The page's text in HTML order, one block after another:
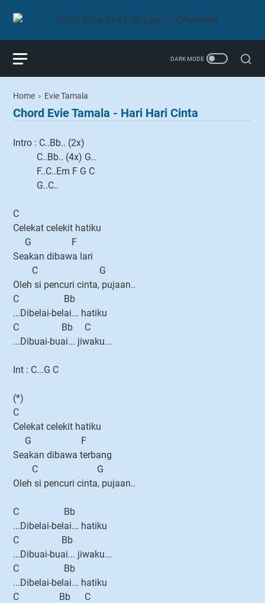
Home › Evie Tamala
Chord Evie Tamala - Hari Hari Cinta
Intro : C..Bb.. (2x)
C..Bb.. (4x) G..
F..C..Em F G C
G..C..
C
Celekat celekit hatiku
G F
Seakan dibawa lari
C G
Oleh si pencuri cinta, pujaan..
C Bb
...Dibelai-belai... hatiku
C Bb C
...Dibuai-buai... jiwaku...
Int : C...G C
(*)
C
Celekat celekit hatiku
G F
Seakan dibawa terbang
C G
Oleh si pencuri cinta, pujaan..
C Bb
...Dibelai-belai... hatiku
C Bb
...Dibuai-buai... jiwaku...
C Bb
...Dibelai-belai... hatiku
C Bb C